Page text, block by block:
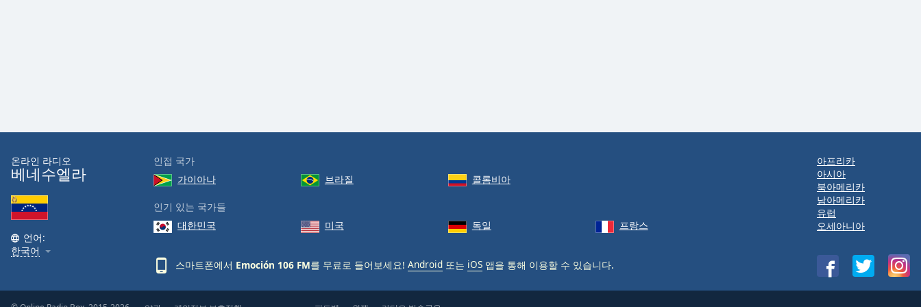
window.
Beginning
dialog
window.
Escape
will
and
온라인 라디오
베네수엘라
언어:
한국어
인접 국가
가이아나
브라질 콜롬비아
인기 있는 국가들
대한민국
미국 독일 프랑스
스마트폰에서 Emoción 106 FM를 무료로 들어보세요! Android 또는 iOS 앱을 통해 이용할 수 있습니다.
아프리카
아시아
북아메리카
남아메리카
유럽
오세아니아